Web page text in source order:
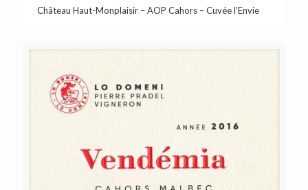
Château Haut-Monplaisir – AOP Cahors – Cuvée l’Envie